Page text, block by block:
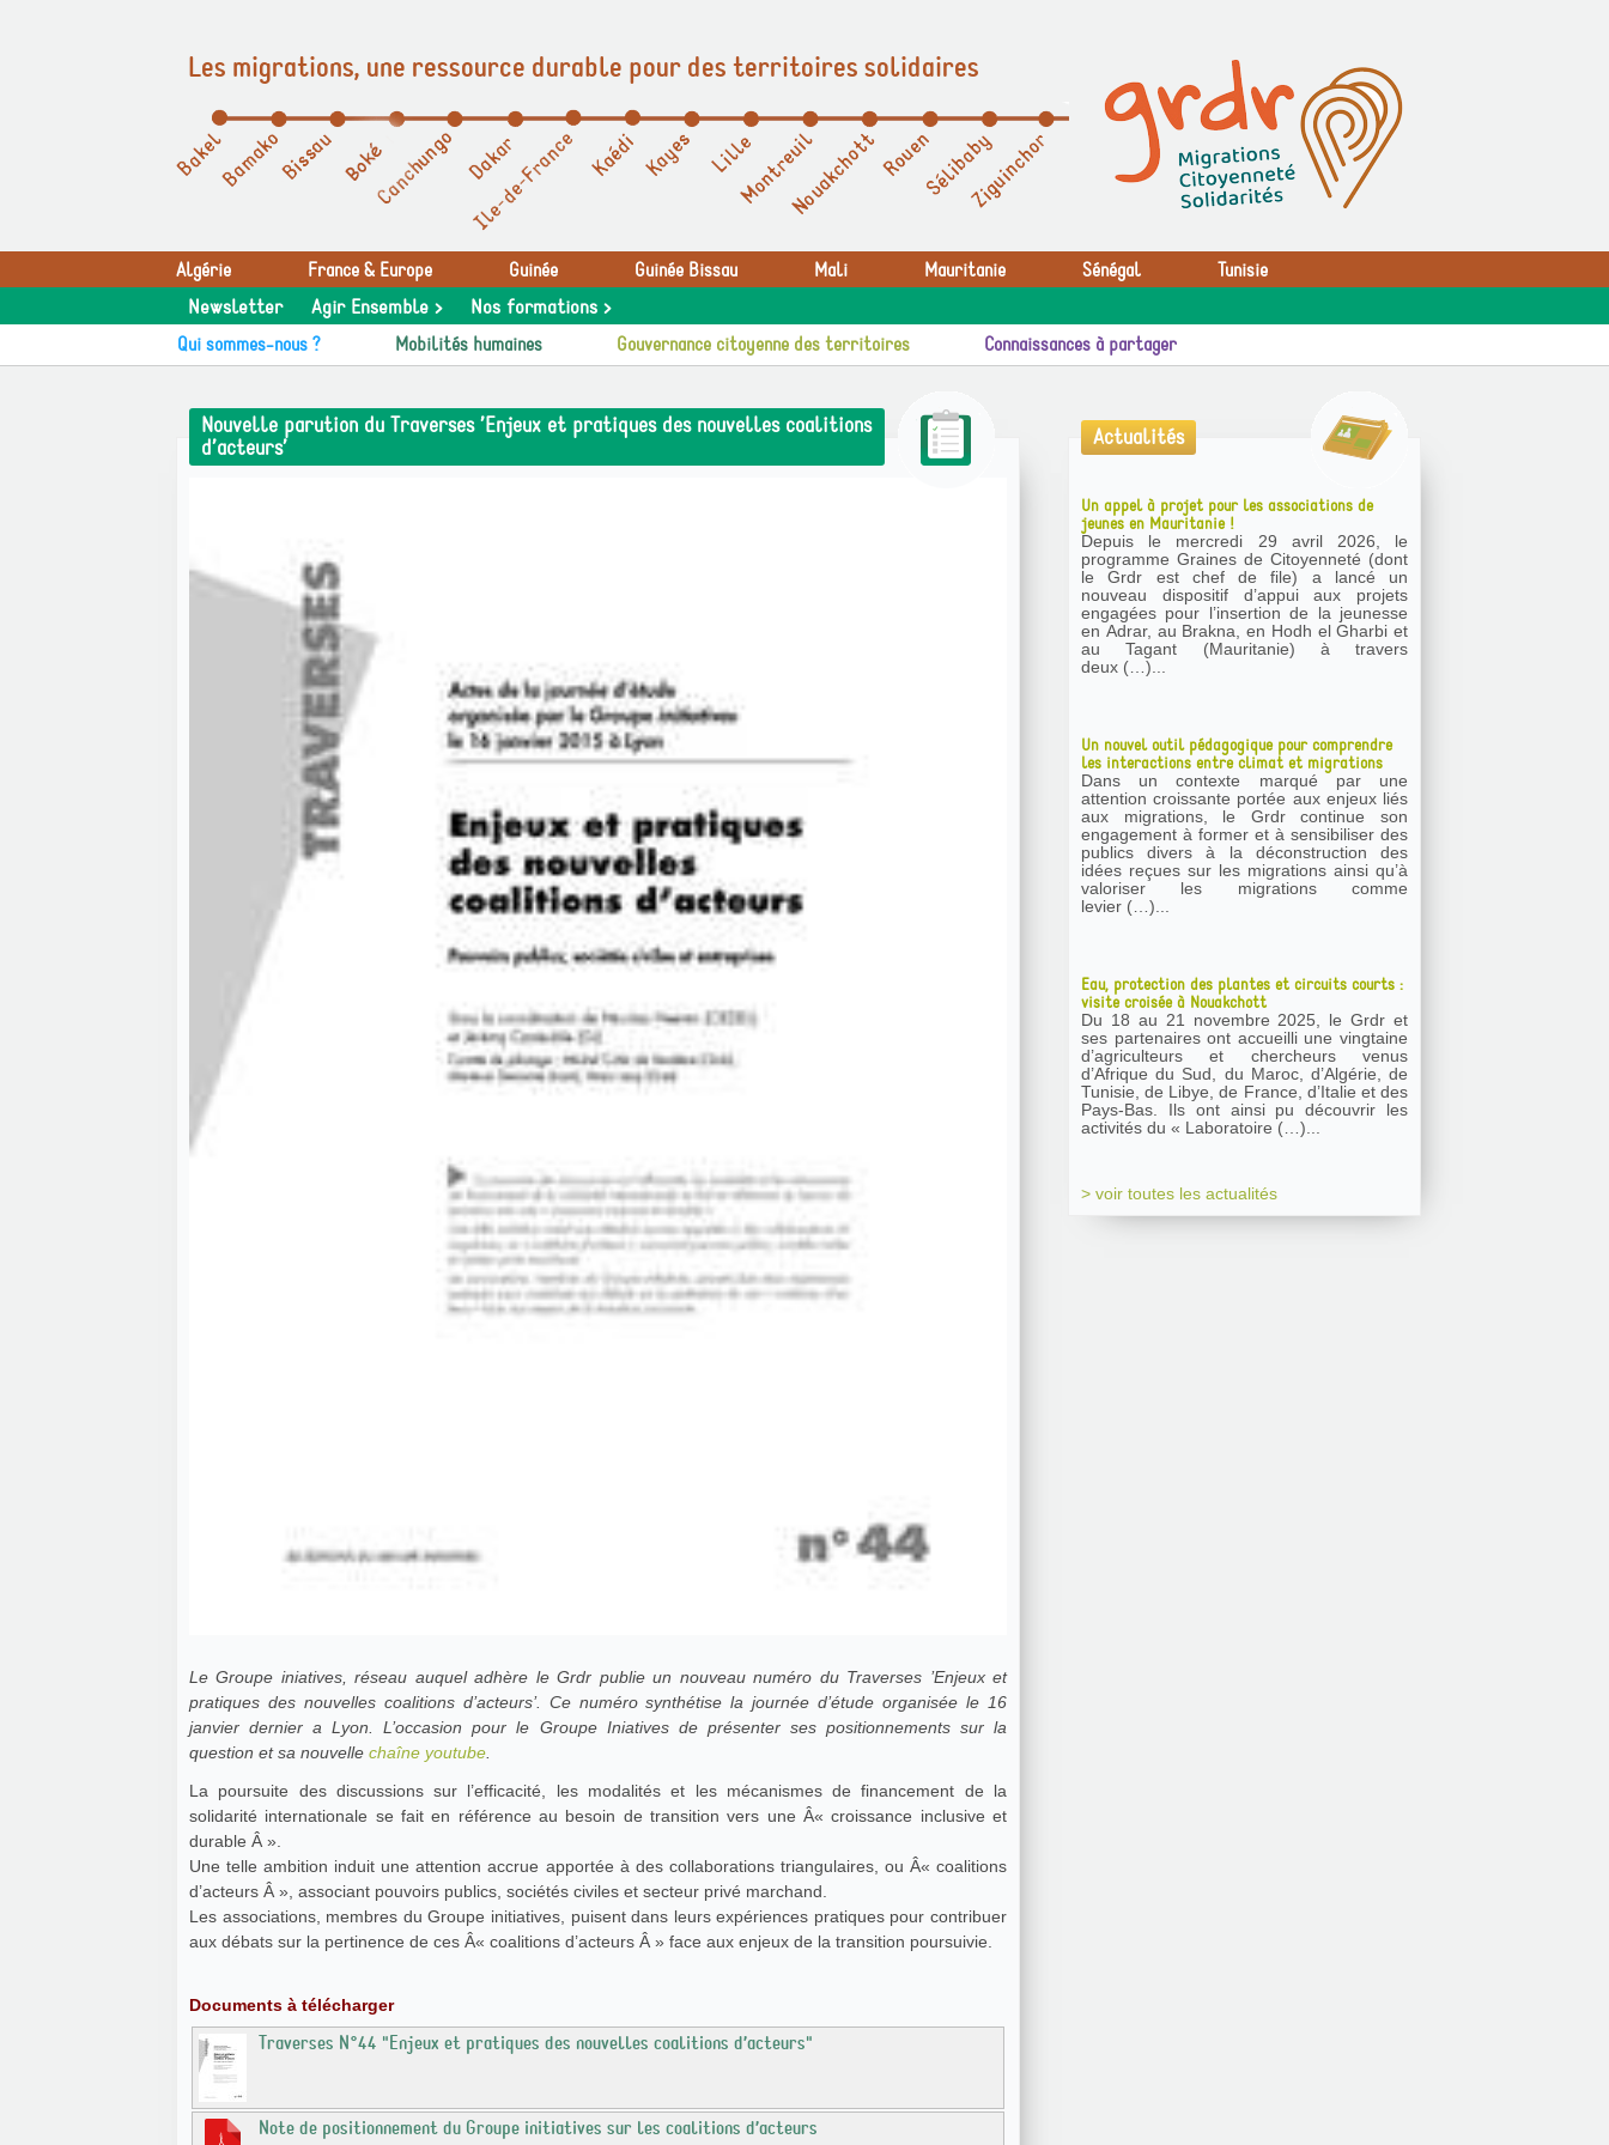
Les migrations, une ressource durable pour des territoires solidaires
Algérie France & Europe Guinée Guinée Bissau Mali Mauritanie Sénégal Tunisie
Newsletter Agir Ensemble > Nos formations >
Qui sommes-nous ? Mobilités humaines Gouvernance citoyenne des territoires Connaissances à partager
Nouvelle parution du Traverses ’Enjeux et pratiques des nouvelles coalitions
d’acteurs’
Le Groupe iniatives, réseau auquel adhère le Grdr publie un nouveau numéro du Traverses ’Enjeux et
pratiques des nouvelles coalitions d’acteurs’. Ce numéro synthétise la journée d’étude organisée le 16
janvier dernier a Lyon. L’occasion pour le Groupe Iniatives de présenter ses positionnements sur la
question et sa nouvelle chaîne youtube.
La poursuite des discussions sur l’efficacité, les modalités et les mécanismes de financement de la
solidarité internationale se fait en référence au besoin de transition vers une Â« croissance inclusive et
durable Â ».
Une telle ambition induit une attention accrue apportée à des collaborations triangulaires, ou Â« coalitions
d’acteurs Â », associant pouvoirs publics, sociétés civiles et secteur privé marchand.
Les associations, membres du Groupe initiatives, puisent dans leurs expériences pratiques pour contribuer
aux débats sur la pertinence de ces Â« coalitions d’acteurs Â » face aux enjeux de la transition poursuivie.
Documents à télécharger
Traverses N°44 "Enjeux et pratiques des nouvelles coalitions d’acteurs"
Note de positionnement du Groupe initiatives sur les coalitions d’acteurs
Actualités
Un appel à projet pour les associations de
jeunes en Mauritanie !
Depuis le mercredi 29 avril 2026, le
programme Graines de Citoyenneté (dont
le Grdr est chef de file) a lancé un
nouveau dispositif d’appui aux projets
engagées pour l’insertion de la jeunesse
en Adrar, au Brakna, en Hodh el Gharbi et
au Tagant (Mauritanie) à travers
deux (…)...
Un nouvel outil pédagogique pour comprendre
les interactions entre climat et migrations
Dans un contexte marqué par une
attention croissante portée aux enjeux liés
aux migrations, le Grdr continue son
engagement à former et à sensibiliser des
publics divers à la déconstruction des
idées reçues sur les migrations ainsi qu’à
valoriser les migrations comme
levier (…)...
Eau, protection des plantes et circuits courts :
visite croisée à Nouakchott
Du 18 au 21 novembre 2025, le Grdr et
ses partenaires ont accueilli une vingtaine
d’agriculteurs et chercheurs venus
d’Afrique du Sud, du Maroc, d’Algérie, de
Tunisie, de Libye, de France, d’Italie et des
Pays-Bas. Ils ont ainsi pu découvrir les
activités du « Laboratoire (…)...
> voir toutes les actualités